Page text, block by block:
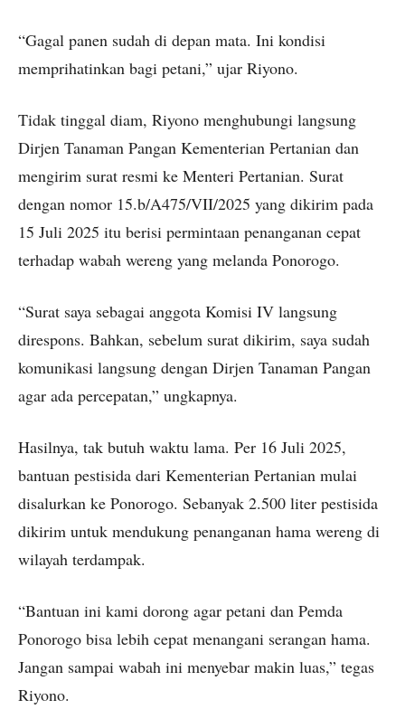
“Gagal panen sudah di depan mata. Ini kondisi
memprihatinkan bagi petani,” ujar Riyono.
Tidak tinggal diam, Riyono menghubungi langsung
Dirjen Tanaman Pangan Kementerian Pertanian dan
mengirim surat resmi ke Menteri Pertanian. Surat
dengan nomor 15.b/A475/VII/2025 yang dikirim pada
15 Juli 2025 itu berisi permintaan penanganan cepat
terhadap wabah wereng yang melanda Ponorogo.
“Surat saya sebagai anggota Komisi IV langsung
direspons. Bahkan, sebelum surat dikirim, saya sudah
komunikasi langsung dengan Dirjen Tanaman Pangan
agar ada percepatan,” ungkapnya.
Hasilnya, tak butuh waktu lama. Per 16 Juli 2025,
bantuan pestisida dari Kementerian Pertanian mulai
disalurkan ke Ponorogo. Sebanyak 2.500 liter pestisida
dikirim untuk mendukung penanganan hama wereng di
wilayah terdampak.
“Bantuan ini kami dorong agar petani dan Pemda
Ponorogo bisa lebih cepat menangani serangan hama.
Jangan sampai wabah ini menyebar makin luas,” tegas
Riyono.